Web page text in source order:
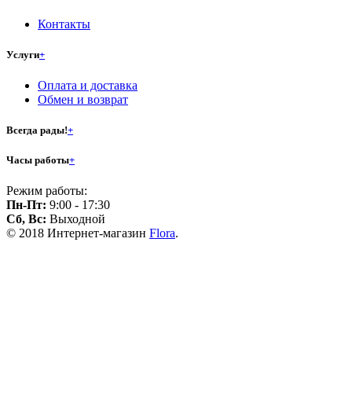
Контакты
Услуги+
Оплата и доставка
Обмен и возврат
Всегда рады!+
Часы работы+
Режим работы:
Пн-Пт: 9:00 - 17:30
Сб, Вс: Выходной
© 2018 Интернет-магазин Flora.